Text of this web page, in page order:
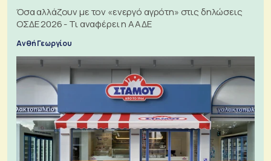
Όσα αλλάζουν με τον «ενεργό αγρότη» στις δηλώσεις
ΟΣΔΕ 2026 - Τι αναφέρει η ΑΑΔΕ
Ανθή Γεωργίου